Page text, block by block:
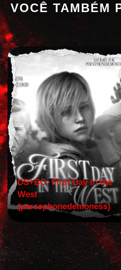
VOCÊ TAMBÉM
DS+BC: First Day in the
West
(persephonedemoness)